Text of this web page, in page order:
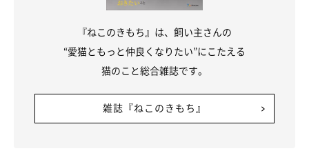
参考／「ねこのきもち」2018年7月号『これはほっとけない！獣
医師＆専門家が飼い主さんのお悩みにお答えします！』（監修：
帝京科学大学生命環境学部アニマルサイエンス学科准教授 加隈
良枝先生）
『ねこのきもち』は、飼い主さんの
“愛猫ともっと仲良くなりたい”にこたえる
猫のこと総合雑誌です。
雑誌『ねこのきもち』